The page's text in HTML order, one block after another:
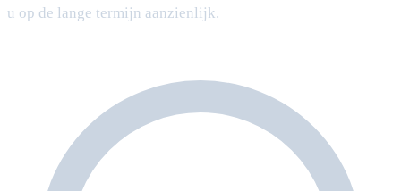
u op de lange termijn aanzienlijk.